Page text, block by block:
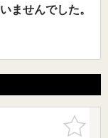
ませんでした。
お気に入
りに追加